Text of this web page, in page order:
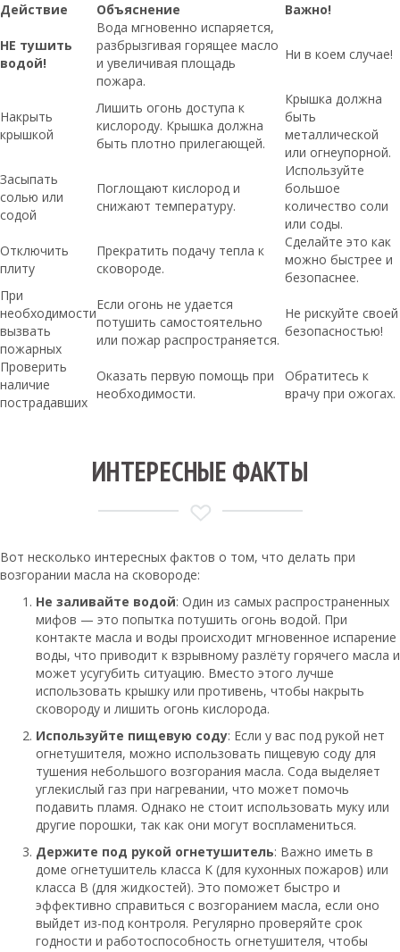
Действие
Объяснение Важно!
НЕ тушить
водой!
Вода мгновенно испаряется,
разбрызгивая горящее масло
и увеличивая площадь
пожара.
Ни в коем случае!
Накрыть
крышкой
Лишить огонь доступа к
кислороду. Крышка должна
быть плотно прилегающей.
Крышка должна
быть
металлической
или огнеупорной.
Засыпать
солью или
содой
Поглощают кислород и
снижают температуру.
Используйте
большое
количество соли
или соды.
Отключить
плиту
Прекратить подачу тепла к
сковороде.
Сделайте это как
можно быстрее и
безопаснее.
При
необходимости
вызвать
пожарных
Если огонь не удается
потушить самостоятельно
или пожар распространяется.
Не рискуйте своей
безопасностью!
Проверить
наличие
пострадавших
Оказать первую помощь при
необходимости.
Обратитесь к
врачу при ожогах.
ИНТЕРЕСНЫЕ ФАКТЫ
Вот несколько интересных фактов о том, что делать при
возгорании масла на сковороде:
Не заливайте водой: Один из самых распространенных
мифов — это попытка потушить огонь водой. При
контакте масла и воды происходит мгновенное испарение
воды, что приводит к взрывному разлёту горячего масла и
может усугубить ситуацию. Вместо этого лучше
использовать крышку или противень, чтобы накрыть
сковороду и лишить огонь кислорода.
Используйте пищевую соду: Если у вас под рукой нет
огнетушителя, можно использовать пищевую соду для
тушения небольшого возгорания масла. Сода выделяет
углекислый газ при нагревании, что может помочь
подавить пламя. Однако не стоит использовать муку или
другие порошки, так как они могут воспламениться.
Держите под рукой огнетушитель: Важно иметь в
доме огнетушитель класса K (для кухонных пожаров) или
класса B (для жидкостей). Это поможет быстро и
эффективно справиться с возгоранием масла, если оно
выйдет из-под контроля. Регулярно проверяйте срок
годности и работоспособность огнетушителя, чтобы